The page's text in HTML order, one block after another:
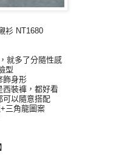
衫 NT1680
就多了分隨性感
型
飾身形
西裝褲，都好看
可以隨意搭配
三角龍圖案